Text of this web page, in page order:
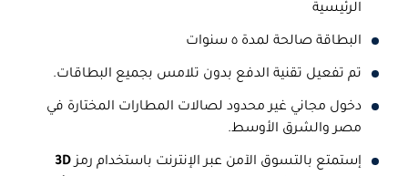
الرئيسية
البطاقة صالحة لمدة ٥ سنوات
تم تفعيل تقنية الدفع بدون تلامس بجميع البطاقات.
دخول مجاني غير محدود لصالات المطارات المختارة في
مصر والشرق الأوسط.
إستمتع بالتسوق الآمن عبر الإنترنت باستخدام رمز3D